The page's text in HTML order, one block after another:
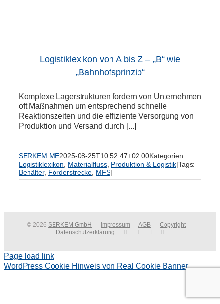
Logistiklexikon von A bis Z – „B“ wie
„Bahnhofsprinzip“
Komplexe Lagerstrukturen fordern von Unternehmen
oft Maßnahmen um entsprechend schnelle
Reaktionszeiten und die effiziente Versorgung von
Produktion und Versand durch [...]
SERKEM ME2025-08-25T10:52:47+02:00Kategorien:
Logistiklexikon
Materialfluss Produktion & Logistik|Tags:
Behälter, Förderstrecke MFS|
© 2026 SERKEM GmbH Impressum AGB
Copyright
Datenschutzerklärung
Page load link
WordPress Cookie Hinweis von Real Cookie Banner